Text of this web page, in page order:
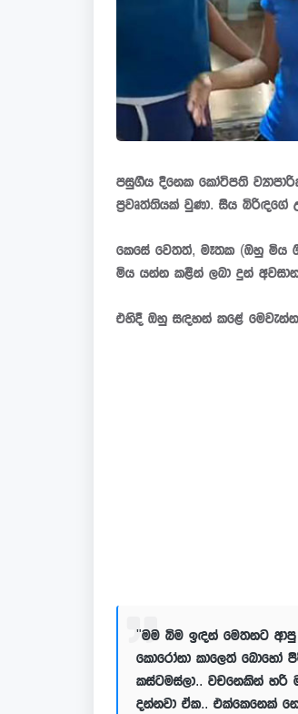
පසුගිය දිනෙක කෝටිපති
ප්‍රවෘත්තියක් වුණා. සිය බිරිඳගේ
කෙසේ වෙතත්, මෑතක (ඔහු මිය
මිය යන්න කළින් ලබා දුන්
එහිදී ඔහු සඳහන් කළේ
"මම බිම ඉඳන් මෙතනට ආපු
කොරෝනා කාලෙත් බොහෝ
කස්ටමස්ලා.. වචනෙකින් හරි
දන්නවා ඒක.. එක්කෙනෙක්